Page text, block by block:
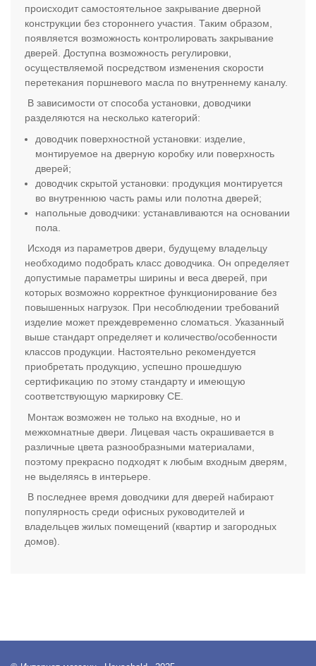
происходит самостоятельное закрывание дверной
конструкции без стороннего участия. Таким образом,
появляется возможность контролировать закрывание
дверей. Доступна возможность регулировки,
осуществляемой посредством изменения скорости
перетекания поршневого масла по внутреннему каналу.
В зависимости от способа установки, доводчики
разделяются на несколько категорий:
доводчик поверхностной установки: изделие,
монтируемое на дверную коробку или поверхность
дверей;
доводчик скрытой установки: продукция монтируется
во внутреннюю часть рамы или полотна дверей;
напольные доводчики: устанавливаются на основании
пола.
Исходя из параметров двери, будущему владельцу
необходимо подобрать класс доводчика. Он определяет
допустимые параметры ширины и веса дверей, при
которых возможно корректное функционирование без
повышенных нагрузок. При несоблюдении требований
изделие может преждевременно сломаться. Указанный
выше стандарт определяет и количество/особенности
классов продукции. Настоятельно рекомендуется
приобретать продукцию, успешно прошедшую
сертификацию по этому стандарту и имеющую
соответствующую маркировку СЕ.
Монтаж возможен не только на входные, но и
межкомнатные двери. Лицевая часть окрашивается в
различные цвета разнообразными материалами,
поэтому прекрасно подходят к любым входным дверям,
не выделяясь в интерьере.
В последнее время доводчики для дверей набирают
популярность среди офисных руководителей и
владельцев жилых помещений (квартир и загородных
домов).